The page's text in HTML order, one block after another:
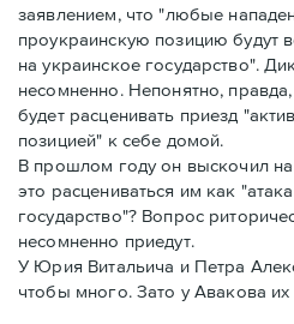
заявлением, что "любые
проукраинскую позицию будут
на украинское государство".
несомненно. Непонятно,
будет расценивать приезд
позицией" к себе домой.
В прошлом году он выскочил
это расцениваться им как
государство"? Вопрос
несомненно приедут.
У Юрия Витальича и Петра
чтобы много. Зато у Авакова их